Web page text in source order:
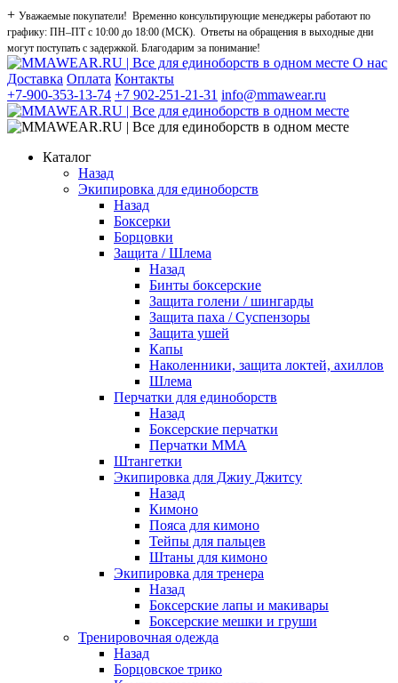
+ Уважаемые покупатели! Временно консультирующие менеджеры работают по
графику: ПН–ПТ с 10:00 до 18:00 (МСК). Ответы на обращения в выходные дни
могут поступать с задержкой. Благодарим за понимание!
О нас
Доставка Оплата Контакты
+7-900-353-13-74 +7 902-251-21-31 info@mmawear.ru
Каталог
Назад
Экипировка для единоборств
Назад
Боксерки
Борцовки
Защита / Шлема
Назад
Бинты боксерские
Защита голени / шингарды
Защита паха / Суспензоры
Защита ушей
Капы
Наколенники, защита локтей, ахиллов
Шлема
Перчатки для единоборств
Назад
Боксерские перчатки
Перчатки ММА
Штангетки
Экипировка для Джиу Джитсу
Назад
Кимоно
Пояса для кимоно
Тейпы для пальцев
Штаны для кимоно
Экипировка для тренера
Назад
Боксерские лапы и макивары
Боксерские мешки и груши
Тренировочная одежда
Назад
Борцовское трико